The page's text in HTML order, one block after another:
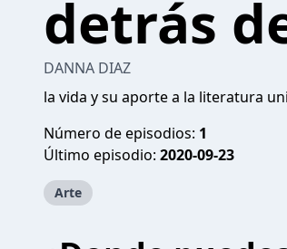
detrás
DANNA DIAZ
la vida y su aporte a la literatura
Número de episodios: 1
Último episodio: 2020-09-23
Arte